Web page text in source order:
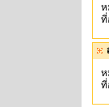
ห
ที่
ห
ที่